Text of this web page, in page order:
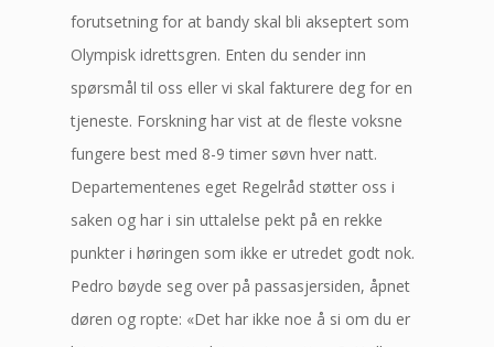
forutsetning for at bandy skal bli akseptert som
Olympisk idrettsgren. Enten du sender inn
spørsmål til oss eller vi skal fakturere deg for en
tjeneste. Forskning har vist at de fleste voksne
fungere best med 8-9 timer søvn hver natt.
Departementenes eget Regelråd støtter oss i
saken og har i sin uttalelse pekt på en rekke
punkter i høringen som ikke er utredet godt nok.
Pedro bøyde seg over på passasjersiden, åpnet
døren og ropte: «Det har ikke noe å si om du er